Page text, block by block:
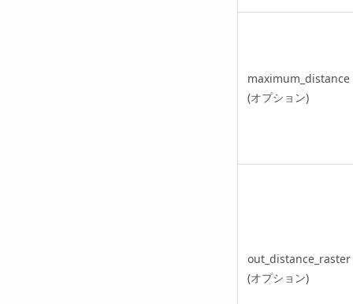
maximum_distance
(オプション)
out_distance_raster
(オプション)